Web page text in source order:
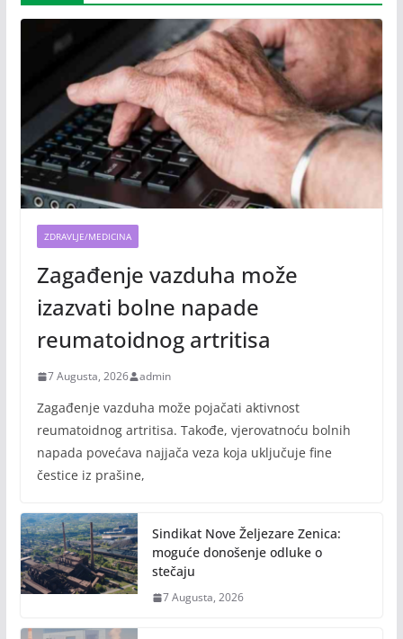
ZDRAVLJE/MEDICINA
Zagađenje vazduha može
izazvati bolne napade
reumatoidnog artritisa
7 Augusta, 2026 admin
Zagađenje vazduha može pojačati aktivnost
reumatoidnog artritisa. Takođe, vjerovatnoću bolnih
napada povećava najjača veza koja uključuje fine
čestice iz prašine,
Sindikat Nove Željezare Zenica:
moguće donošenje odluke o
stečaju
7 Augusta, 2026